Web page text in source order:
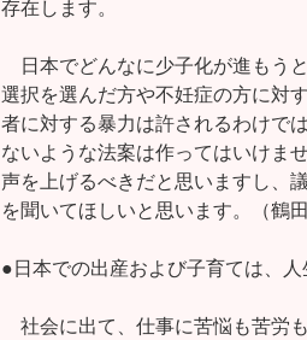
存在します。
日本でどんなに少子化が進もう
選択を選んだ方や不妊症の方に対
者に対する暴力は許されるわけで
ないような法案は作ってはいけま
声を上げるべきだと思いますし、
を聞いてほしいと思います。（鶴
●日本での出産および子育ては、
社会に出て、仕事に苦悩も苦労